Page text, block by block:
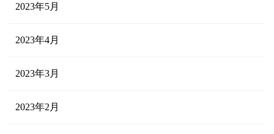
2023年5月
2023年4月
2023年3月
2023年2月